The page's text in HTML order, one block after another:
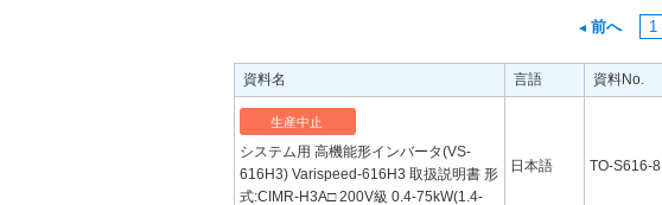
前へ 1
資料名 言語 資料No.
生産中止
システム用 高機能形インバータ(VS-
616H3) Varispeed-616H3 取扱説明書 形
式:CIMR-H3A□ 200V級 0.4-75kW(1.4-
日本語 TO-S616-8